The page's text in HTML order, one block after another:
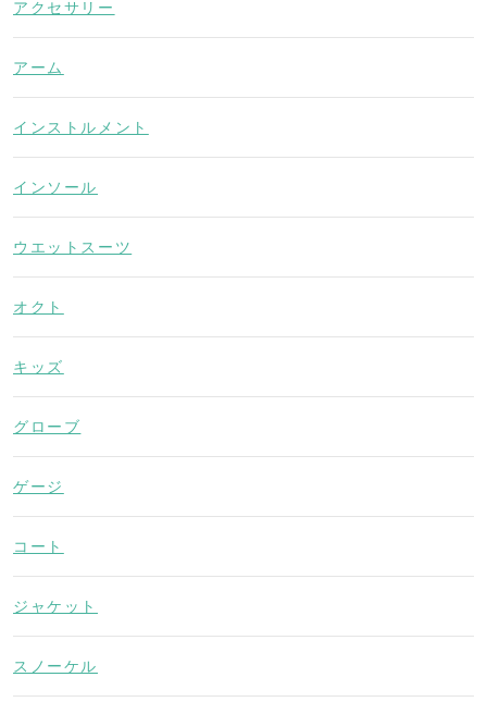
アクセサリー
アーム
インストルメント
インソール
ウエットスーツ
オクト
キッズ
グローブ
ゲージ
コート
ジャケット
スノーケル